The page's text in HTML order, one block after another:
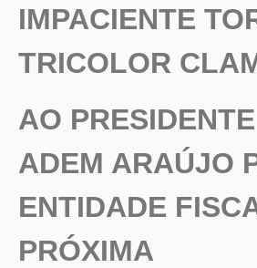
IMPACIENTE
TRICOLOR
AO
ADEM ARAÚJO
ENTIDADE
PRÓXIMA